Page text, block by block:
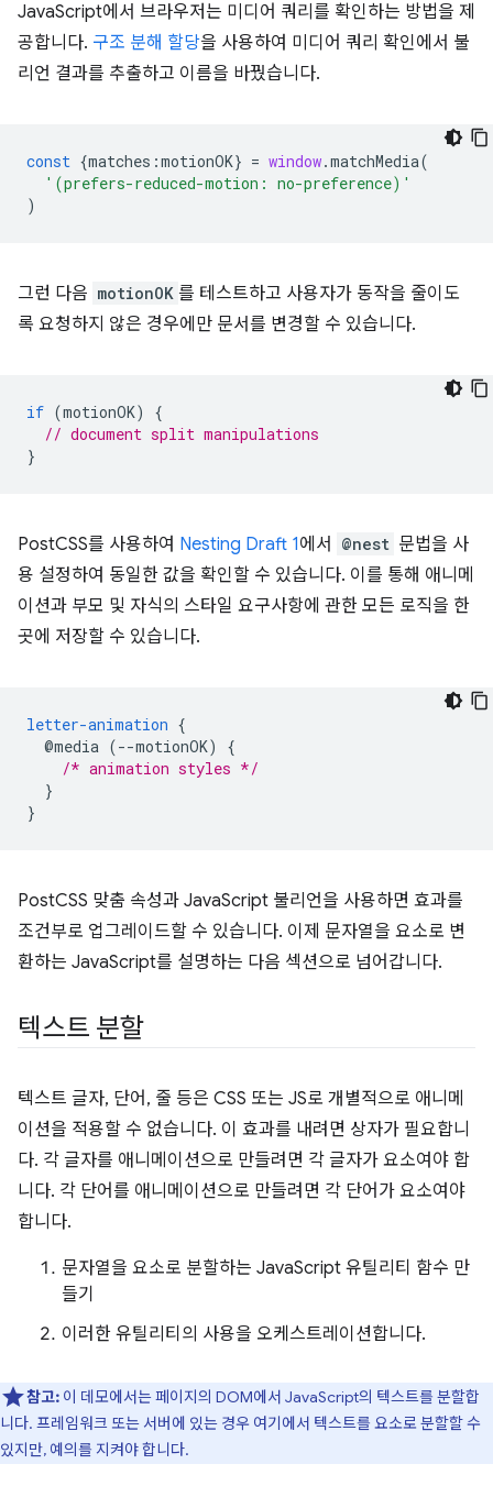
JavaScript에서 브라우저는 미디어 쿼리를 확인하는 방법을 제
공합니다. 구조 분해 할당을 사용하여 미디어 쿼리 확인에서 불
리언 결과를 추출하고 이름을 바꿨습니다.
const {matches :motionOK} = window.matchMedia(
'(prefers-reduced-motion: no-preference)'
)
그런 다음 motionOK 를 테스트하고 사용자가 동작을 줄이도
록 요청하지 않은 경우에만 문서를 변경할 수 있습니다.
if (motionOK)
{
// document split manipulations
}
PostCSS를 사용하여 Nesting Draft 1에서 @nest 문법을 사
용 설정하여 동일한 값을 확인할 수 있습니다. 이를 통해 애니메
이션과 부모 및 자식의 스타일 요구사항에 관한 모든 로직을 한
곳에 저장할 수 있습니다.
letter-animation {
@media (--motionOK)
{
/* animation styles */
}
}
PostCSS 맞춤 속성과 JavaScript 불리언을 사용하면 효과를
조건부로 업그레이드할 수 있습니다. 이제 문자열을 요소로 변
환하는 JavaScript를 설명하는 다음 섹션으로 넘어갑니다.
텍스트 분할
텍스트 글자, 단어, 줄 등은 CSS 또는 JS로 개별적으로 애니메
이션을 적용할 수 없습니다. 이 효과를 내려면 상자가 필요합니
다. 각 글자를 애니메이션으로 만들려면 각 글자가 요소여야 합
니다. 각 단어를 애니메이션으로 만들려면 각 단어가 요소여야
합니다.
문자열을 요소로 분할하는 JavaScript 유틸리티 함수 만
들기
이러한 유틸리티의 사용을 오케스트레이션합니다.
참고: 이 데모에서는 페이지의 DOM에서 JavaScript의 텍스트를 분할합
니다. 프레임워크 또는 서버에 있는 경우 여기에서 텍스트를 요소로 분할할 수
있지만, 예의를 지켜야 합니다.